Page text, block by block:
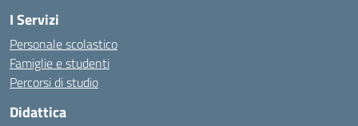
I Servizi
Personale scolastico
Famiglie e studenti
Percorsi di studio
Didattica